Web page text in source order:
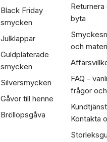
Black Friday
smycken
Julklappar
Guldpläterade
smycken
Silversmycken
Gåvor till henne
Bröllopsgåva
Returnera
byta
och
FAQ -
frågor
Kontakta